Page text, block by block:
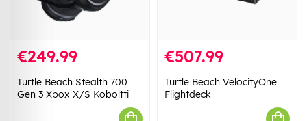
€249.99
Turtle Beach Stealth 700
Gen 3 Xbox X/S Koboltti
€507.99
Turtle Beach VelocityOne
Flightdeck